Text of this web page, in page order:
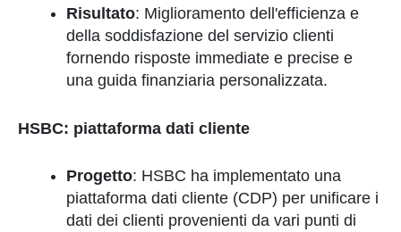
Risultato: Miglioramento dell'efficienza e
della soddisfazione del servizio clienti
fornendo risposte immediate e precise e
una guida finanziaria personalizzata.
HSBC: piattaforma dati cliente
Progetto: HSBC ha implementato una
piattaforma dati cliente (CDP) per unificare i
dati dei clienti provenienti da vari punti di